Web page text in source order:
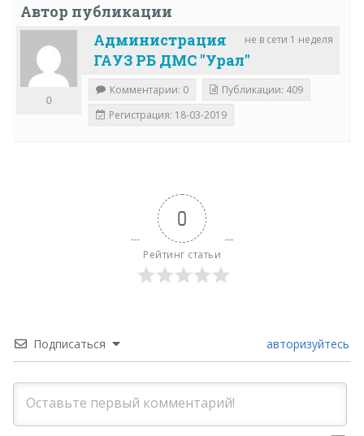
Автор публикации
не в сети 1 неделя
Администрация
ГАУЗ РБ ДМС "Урал"
0
Комментарии: 0
Публикации: 409
Регистрация: 18-03-2019
0
Рейтинг статьи
Подписаться авторизуйтесь